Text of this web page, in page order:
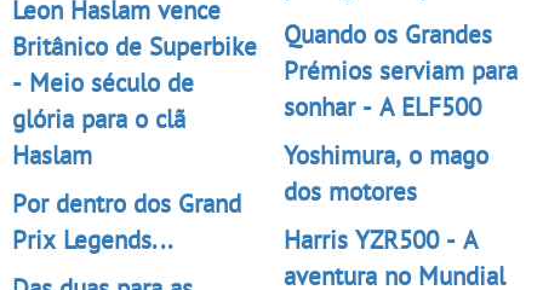
Leon Haslam vence
Britânico de Superbike
- Meio século de
glória para o clã
Haslam
Por dentro dos Grand
Prix Legends...
Quando os Grandes
Prémios serviam para
sonhar - A ELF500
Yoshimura, o mago
dos motores
Harris YZR500 - A
aventura no Mundial